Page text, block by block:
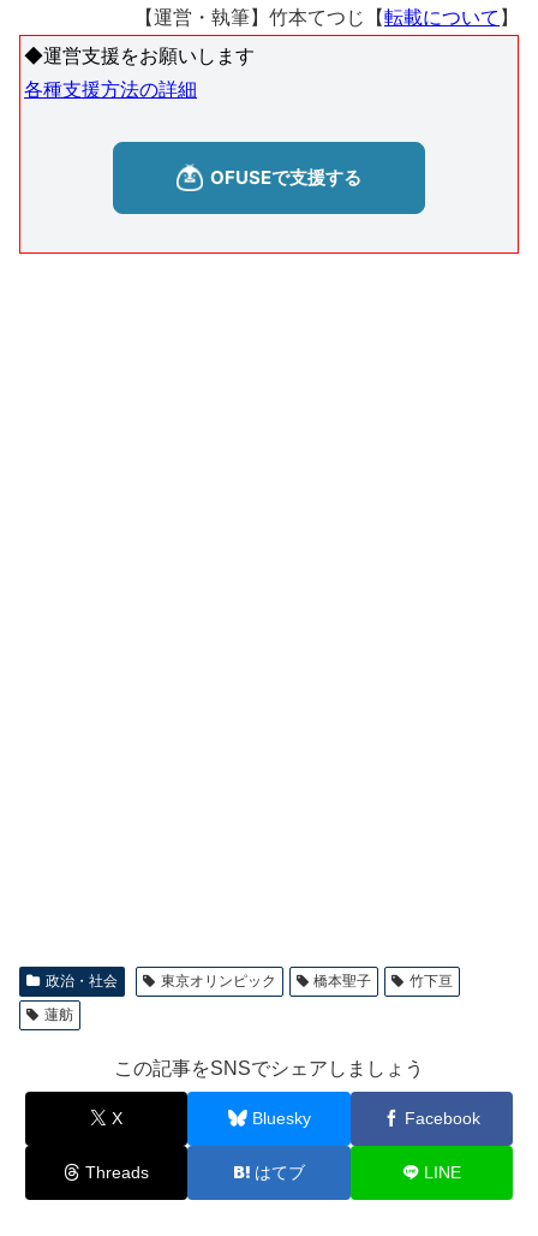
【運営・執筆】竹本てつじ【転載について 】
◆運営支援をお願いします
各種支援方法の詳細
政治・社会 東京オリンピック 橋本聖子
竹下亘
蓮舫
この記事をSNSでシェアしましょう
X Bluesky Facebook
Threads はてブ LINE